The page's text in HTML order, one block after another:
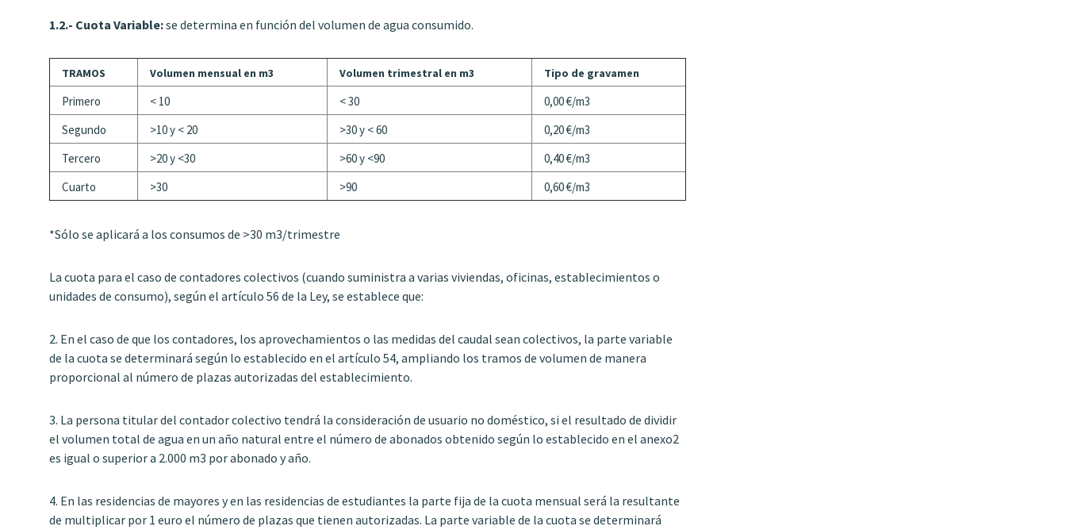
1.2.- Cuota Variable:se determina en función del volumen de agua consumido.
TRAMOS Volumen mensual en m3 Volumen trimestral en m3 Tipo de gravamen
Primero < 10 < 30
0,00 €/m3
Segundo
>10 y < 20 >30 y < 60
0,20 €/m3
Tercero
>20 y <30 >60 y <90
0,40 €/m3
Cuarto
>30 >90 0,60 €/m3
*Sólo se aplicará a los consumos de >30 m3/trimestre
La cuota para el caso de contadores colectivos (cuando suministra a varias viviendas, oficinas, establecimientos o
unidades de consumo), según el artículo 56 de la Ley, se establece que:
2. En el caso de que los contadores, los aprovechamientos o las medidas del caudal sean colectivos, la parte variable
de la cuota se determinará según lo establecido en el artículo 54, ampliando los tramos de volumen de manera
proporcional al número de plazas autorizadas del establecimiento.
3. La persona titular del contador colectivo tendrá la consideración de usuario no doméstico, si el resultado de dividir
el volumen total de agua en un año natural entre el número de abonados obtenido según lo establecido en el anexo2
es igual o superior a 2.000 m3 por abonado y año.
4. En las residencias de mayores y en las residencias de estudiantes la parte fija de la cuota mensual será la resultante
de multiplicar por 1 euro el número de plazas que tienen autorizadas. La parte variable de la cuota se determinará